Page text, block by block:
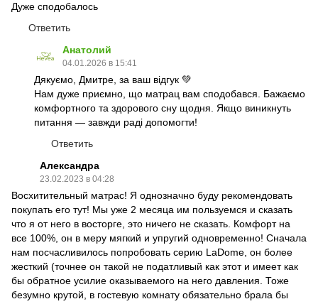
Дуже сподобалось
Ответить
Анатолий
04.01.2026 в 15:41
Дякуємо, Дмитре, за ваш відгук 💚
Нам дуже приємно, що матрац вам сподобався. Бажаємо
комфортного та здорового сну щодня. Якщо виникнуть
питання — завжди раді допомогти!
Ответить
Александра
23.02.2023 в 04:28
Восхитительный матрас! Я однозначно буду рекомендовать
покупать его тут! Мы уже 2 месяца им пользуемся и сказать
что я от него в восторге, это ничего не сказать. Комфорт на
все 100%, он в меру мягкий и упругий одновременно! Сначала
нам посчасливилось попробовать серию LaDome, он более
жесткий (точнее он такой не податливый как этот и имеет как
бы обратное усилие оказываемого на него давления. Тоже
безумно крутой, в гостевую комнату обязательно брала бы